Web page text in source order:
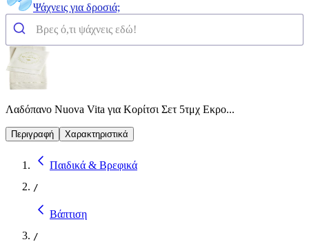
Ψάχνεις για δροσιά;
Λαδόπανο Nuova Vita για Κορίτσι Σετ 5τμχ Εκρο...
Περιγραφή Χαρακτηριστικά
Παιδικά & Βρεφικά
/
Βάπτιση
/